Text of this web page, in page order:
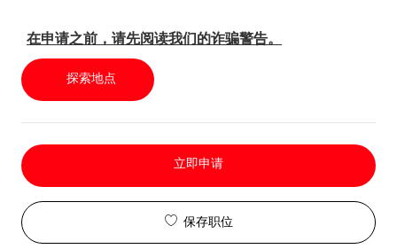
在申请之前，请先阅读我们的诈骗警告。
探索地点
立即申请
保存职位